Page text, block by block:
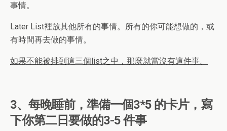
事情。
Later List裡放其他所有的事情。所有的你可能想做的，或
有時間再去做的事情。
如果不能被排到這三個list之中，那麼就當沒有這件事。
3、每晚睡前，準備一個3*5 的卡片，寫
下你第二日要做的3-5 件事